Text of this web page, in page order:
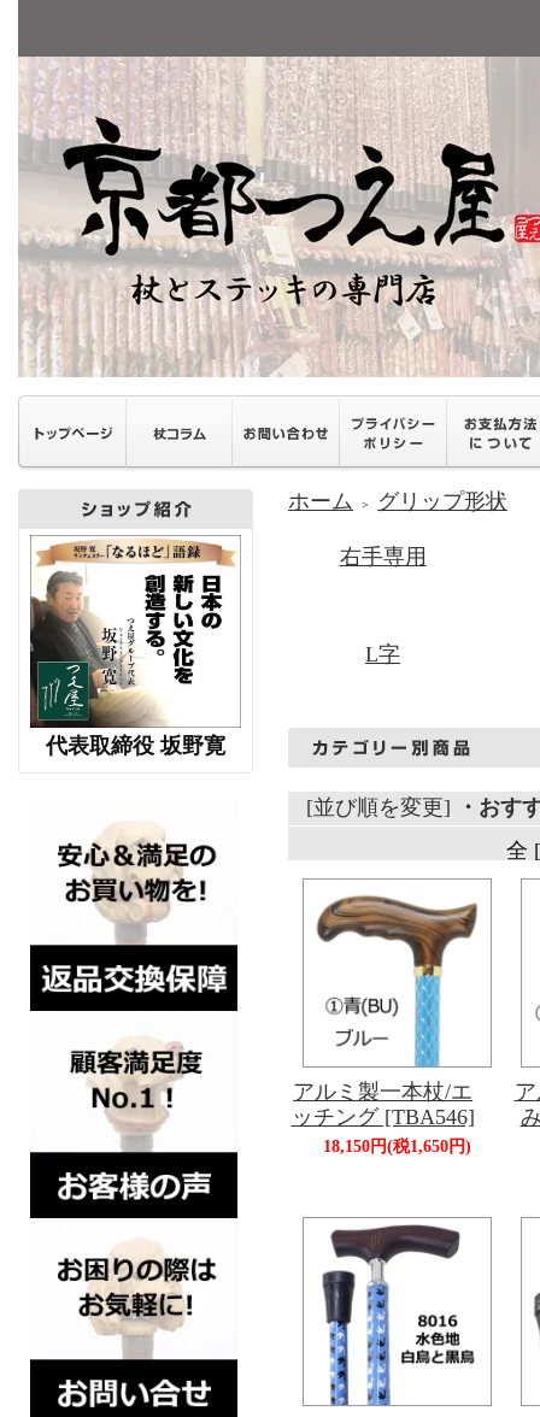
代表取締役 坂野寛
ホーム ＞ グリップ形状
右手専用
L字
[並び順を変更]
・おす
全
アルミ製一本杖/エ
ッチング [TBA546]
18,150円(税1,650円)